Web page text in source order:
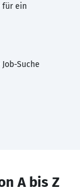
für ein
Suche
A bis Z